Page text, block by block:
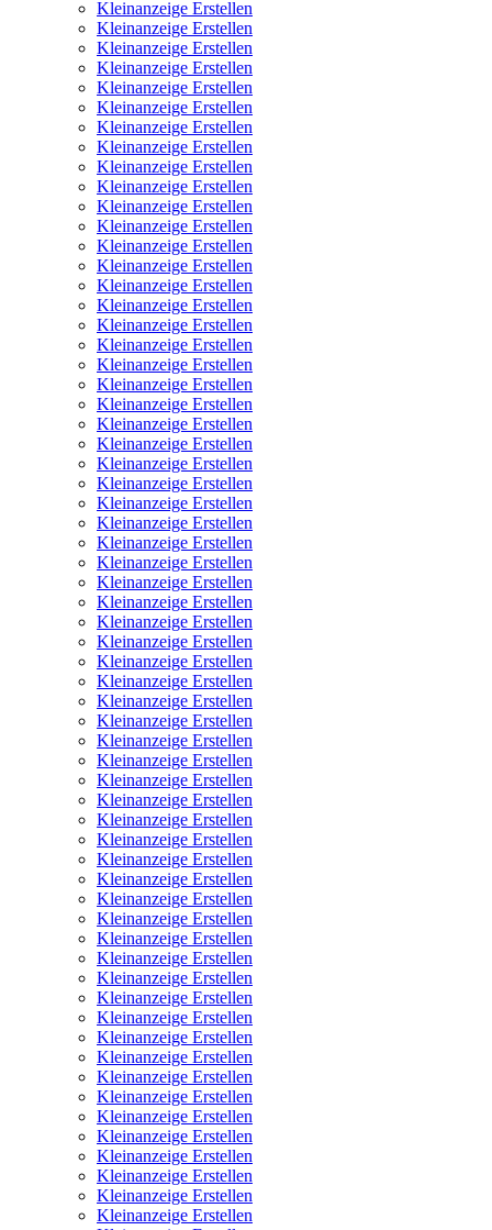
Kleinanzeige Erstellen
Kleinanzeige Erstellen
Kleinanzeige Erstellen
Kleinanzeige Erstellen
Kleinanzeige Erstellen
Kleinanzeige Erstellen
Kleinanzeige Erstellen
Kleinanzeige Erstellen
Kleinanzeige Erstellen
Kleinanzeige Erstellen
Kleinanzeige Erstellen
Kleinanzeige Erstellen
Kleinanzeige Erstellen
Kleinanzeige Erstellen
Kleinanzeige Erstellen
Kleinanzeige Erstellen
Kleinanzeige Erstellen
Kleinanzeige Erstellen
Kleinanzeige Erstellen
Kleinanzeige Erstellen
Kleinanzeige Erstellen
Kleinanzeige Erstellen
Kleinanzeige Erstellen
Kleinanzeige Erstellen
Kleinanzeige Erstellen
Kleinanzeige Erstellen
Kleinanzeige Erstellen
Kleinanzeige Erstellen
Kleinanzeige Erstellen
Kleinanzeige Erstellen
Kleinanzeige Erstellen
Kleinanzeige Erstellen
Kleinanzeige Erstellen
Kleinanzeige Erstellen
Kleinanzeige Erstellen
Kleinanzeige Erstellen
Kleinanzeige Erstellen
Kleinanzeige Erstellen
Kleinanzeige Erstellen
Kleinanzeige Erstellen
Kleinanzeige Erstellen
Kleinanzeige Erstellen
Kleinanzeige Erstellen
Kleinanzeige Erstellen
Kleinanzeige Erstellen
Kleinanzeige Erstellen
Kleinanzeige Erstellen
Kleinanzeige Erstellen
Kleinanzeige Erstellen
Kleinanzeige Erstellen
Kleinanzeige Erstellen
Kleinanzeige Erstellen
Kleinanzeige Erstellen
Kleinanzeige Erstellen
Kleinanzeige Erstellen
Kleinanzeige Erstellen
Kleinanzeige Erstellen
Kleinanzeige Erstellen
Kleinanzeige Erstellen
Kleinanzeige Erstellen
Kleinanzeige Erstellen
Kleinanzeige Erstellen